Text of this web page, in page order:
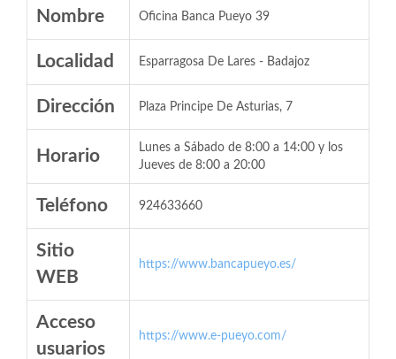
Nombre Oficina Banca Pueyo 39
Localidad Esparragosa De Lares - Badajoz
Dirección Plaza Principe De Asturias, 7
Horario
Lunes a Sábado de 8:00 a 14:00 y los
Jueves de 8:00 a 20:00
Teléfono 924633660
Sitio
WEB
https://www.bancapueyo.es/
Acceso
usuarios
https://www.e-pueyo.com/